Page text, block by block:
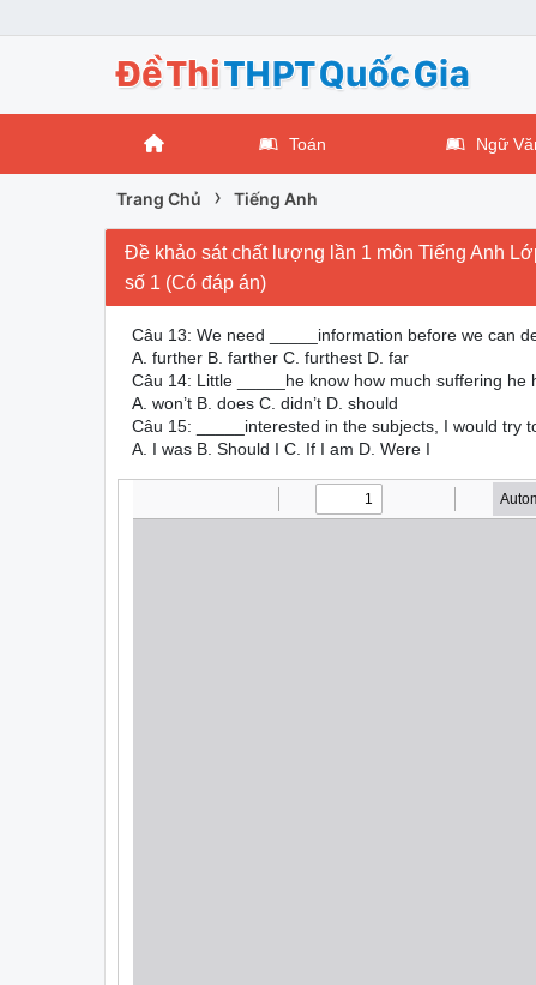
Toán Ngữ
Trang Chủ › Tiếng Anh
Đề khảo sát chất lượng lần 1 môn Tiếng Anh
số 1 (Có đáp án)
Câu 13: We need _____information before we can
A. further B. farther C. furthest D. far
Câu 14: Little _____he know how much suffering he
A. won’t B. does C. didn’t D. should
Câu 15: _____interested in the subjects, I would try
A. I was B. Should I C. If I am D. Were I